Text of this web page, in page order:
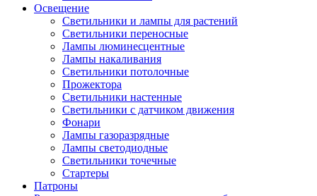
Освещение
Светильники и лампы для растений
Светильники переносные
Лампы люминесцентные
Лампы накаливания
Светильники потолочные
Прожектора
Светильники настенные
Светильники с датчиком движения
Фонари
Лампы газоразрядные
Лампы светодиодные
Светильники точечные
Стартеры
Патроны